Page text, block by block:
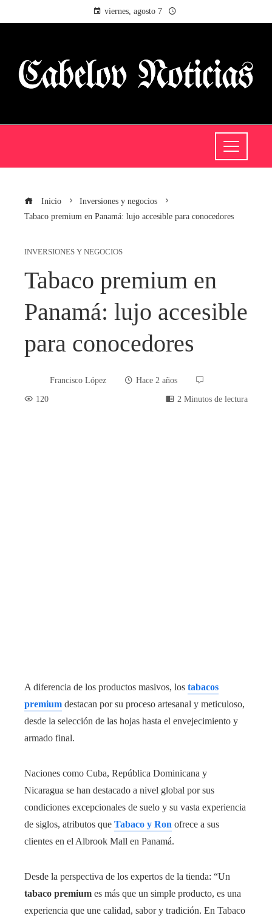
viernes, agosto 7
Inicio
Inversiones y negocios
Tabaco premium en Panamá: lujo accesible para conocedores
INVERSIONES Y NEGOCIOS
Tabaco premium en
Panamá: lujo accesible
para conocedores
Francisco López
Hace 2 años
120
2 Minutos de lectura
A diferencia de los productos masivos, los tabacos
premium destacan por su proceso artesanal y meticuloso,
desde la selección de las hojas hasta el envejecimiento y
armado final.
Naciones como Cuba, República Dominicana y
Nicaragua se han destacado a nivel global por sus
condiciones excepcionales de suelo y su vasta experiencia
de siglos, atributos que Tabaco y Ron ofrece a sus
clientes en el Albrook Mall en Panamá.
Desde la perspectiva de los expertos de la tienda: “Un
tabaco premium es más que un simple producto, es una
experiencia que une calidad, sabor y tradición. En Tabaco